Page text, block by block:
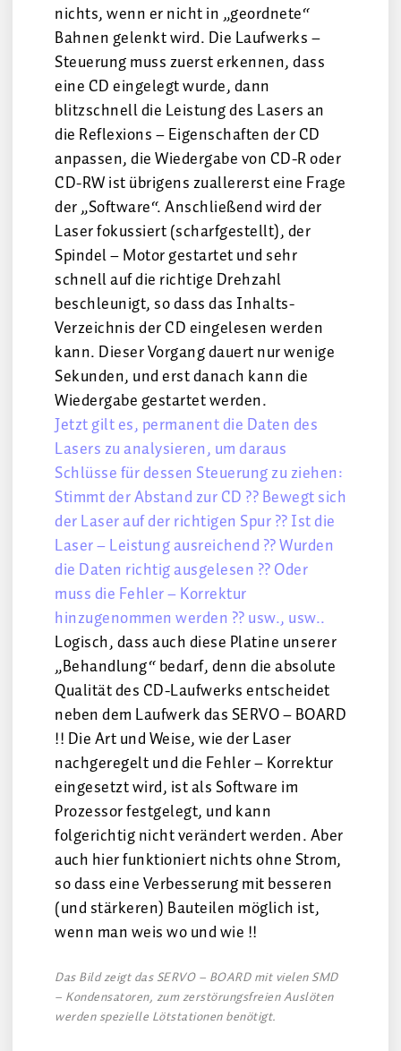
nichts, wenn er nicht in „geordnete“
Bahnen gelenkt wird. Die Laufwerks –
Steuerung muss zuerst erkennen, dass
eine CD eingelegt wurde, dann
blitzschnell die Leistung des Lasers an
die Reflexions – Eigenschaften der CD
anpassen, die Wiedergabe von CD-R oder
CD-RW ist übrigens zuallererst eine Frage
der „Software“. Anschließend wird der
Laser fokussiert (scharfgestellt), der
Spindel – Motor gestartet und sehr
schnell auf die richtige Drehzahl
beschleunigt, so dass das Inhalts-
Verzeichnis der CD eingelesen werden
kann. Dieser Vorgang dauert nur wenige
Sekunden, und erst danach kann die
Wiedergabe gestartet werden.
Jetzt gilt es, permanent die Daten des
Lasers zu analysieren, um daraus
Schlüsse für dessen Steuerung zu ziehen:
Stimmt der Abstand zur CD ?? Bewegt sich
der Laser auf der richtigen Spur ?? Ist die
Laser – Leistung ausreichend ?? Wurden
die Daten richtig ausgelesen ?? Oder
muss die Fehler – Korrektur
hinzugenommen werden ?? usw., usw..
Logisch, dass auch diese Platine unserer
„Behandlung“ bedarf, denn die absolute
Qualität des CD-Laufwerks entscheidet
neben dem Laufwerk das SERVO – BOARD
!! Die Art und Weise, wie der Laser
nachgeregelt und die Fehler – Korrektur
eingesetzt wird, ist als Software im
Prozessor festgelegt, und kann
folgerichtig nicht verändert werden. Aber
auch hier funktioniert nichts ohne Strom,
so dass eine Verbesserung mit besseren
(und stärkeren) Bauteilen möglich ist,
wenn man weis wo und wie !!
Das Bild zeigt das SERVO – BOARD mit vielen SMD
– Kondensatoren, zum zerstörungsfreien Auslöten
werden spezielle Lötstationen benötigt.